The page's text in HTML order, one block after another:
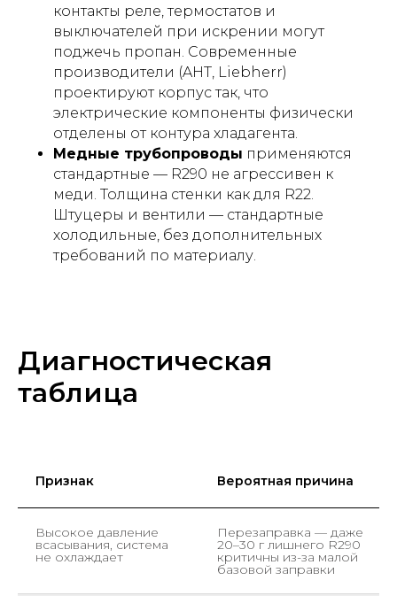
контакты реле, термостатов и
выключателей при искрении могут
поджечь пропан. Современные
производители (AHT, Liebherr)
проектируют корпус так, что
электрические компоненты физически
отделены от контура хладагента.
Медные трубопроводы применяются
стандартные — R290 не агрессивен к
меди. Толщина стенки как для R22.
Штуцеры и вентили — стандартные
холодильные, без дополнительных
требований по материалу.
Диагностическая
таблица
Признак Вероятная причина
Высокое давление
всасывания, система
не охлаждает
Перезаправка — даже
20–30 г лишнего R290
критичны из-за малой
базовой заправки